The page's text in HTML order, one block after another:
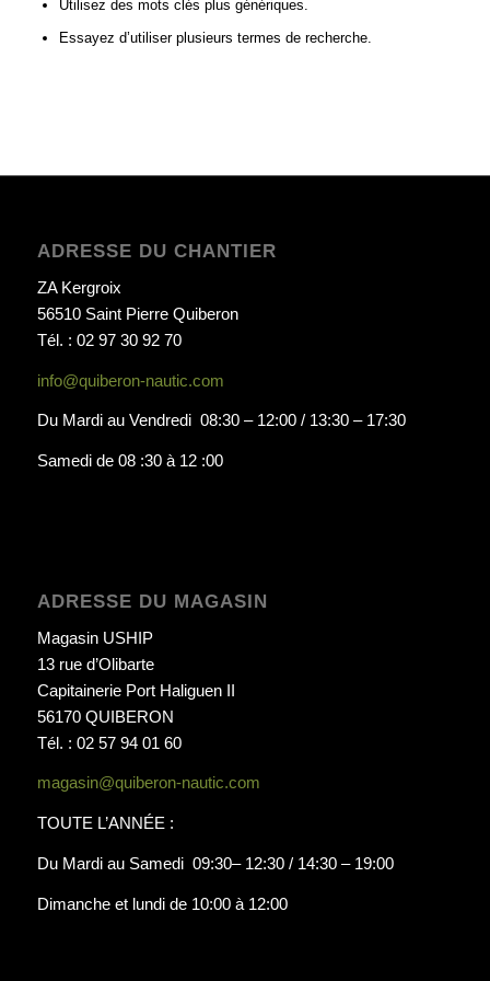
Utilisez des mots clés plus génériques.
Essayez d’utiliser plusieurs termes de recherche.
ADRESSE DU CHANTIER
ZA Kergroix
56510 Saint Pierre Quiberon
Tél. : 02 97 30 92 70
info@quiberon-nautic.com
Du Mardi au Vendredi 08:30 – 12:00 / 13:30 – 17:30
Samedi de 08 :30 à 12 :00
ADRESSE DU MAGASIN
Magasin USHIP
13 rue d’Olibarte
Capitainerie Port Haliguen II
56170 QUIBERON
Tél. : 02 57 94 01 60
magasin@quiberon-nautic.com
TOUTE L’ANNÉE :
Du Mardi au Samedi 09:30– 12:30 / 14:30 – 19:00
Dimanche et lundi de 10:00 à 12:00